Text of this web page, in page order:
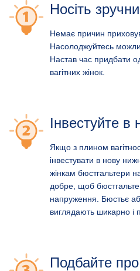
Носіть
Немає причин
Насолоджуйтесь
Настав час придбати
вагітних жінок.
Інвестуйте в
Якщо з плином
інвестувати в нову
жінкам бюстгальтери
добре, щоб
напруження. Бюстьє
виглядають шикарно і
Подбайте